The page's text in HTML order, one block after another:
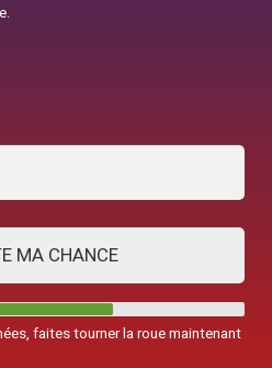
MA CHANCE
faites tourner la roue maintenant